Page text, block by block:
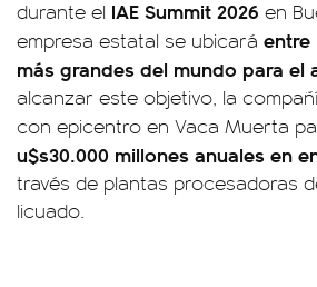
durante el IAE Summit 2026 en
empresa estatal se ubicará entre
más grandes del mundo para el
alcanzar este objetivo, la
con epicentro en Vaca Muerta
u$s30.000 millones anuales en
través de plantas procesadoras
licuado.